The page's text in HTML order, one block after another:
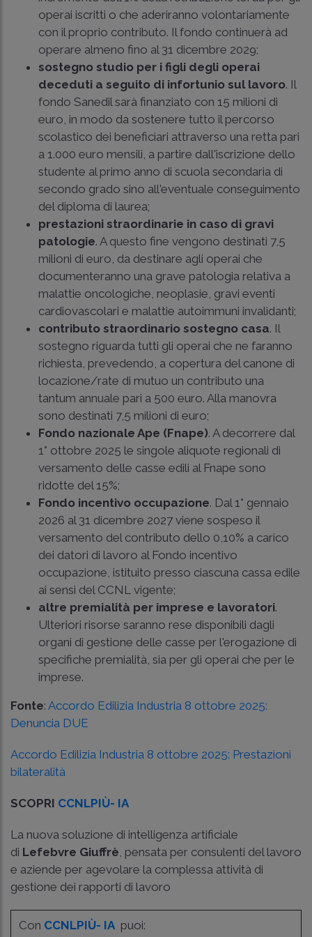
operai iscritti o che aderiranno volontariamente
con il proprio contributo. Il fondo continuerà ad
operare almeno fino al 31 dicembre 2029;
sostegno studio per i figli degli operai
deceduti a seguito di infortunio sul lavoro. Il
fondo Sanedil sarà finanziato con 15 milioni di
euro, in modo da sostenere tutto il percorso
scolastico dei beneficiari attraverso una retta pari
a 1.000 euro mensili, a partire dall'iscrizione dello
studente al primo anno di scuola secondaria di
secondo grado sino all'eventuale conseguimento
del diploma di laurea;
prestazioni straordinarie in caso di gravi
patologie. A questo fine vengono destinati 7,5
milioni di euro, da destinare agli operai che
documenteranno una grave patologia relativa a
malattie oncologiche, neoplasie, gravi eventi
cardiovascolari e malattie autoimmuni invalidanti;
contributo straordinario sostegno casa. Il
sostegno riguarda tutti gli operai che ne faranno
richiesta, prevedendo, a copertura del canone di
locazione/rate di mutuo un contributo una
tantum annuale pari a 500 euro. Alla manovra
sono destinati 7,5 milioni di euro;
Fondo nazionale Ape (Fnape). A decorrere dal
1° ottobre 2025 le singole aliquote regionali di
versamento delle casse edili al Fnape sono
ridotte del 15%;
Fondo incentivo occupazione. Dal 1° gennaio
2026 al 31 dicembre 2027 viene sospeso il
versamento del contributo dello 0,10% a carico
dei datori di lavoro al Fondo incentivo
occupazione, istituito presso ciascuna cassa edile
ai sensi del CCNL vigente;
altre premialità per imprese e lavoratori.
Ulteriori risorse saranno rese disponibili dagli
organi di gestione delle casse per l'erogazione di
specifiche premialità, sia per gli operai che per le
imprese.
Fonte: Accordo Edilizia Industria 8 ottobre 2025:
Denuncia DUE
Accordo Edilizia Industria 8 ottobre 2025: Prestazioni
bilateralità
SCOPRI CCNLPIÙ- IA
La nuova soluzione di intelligenza artificiale
di Lefebvre Giuffrè , pensata per consulenti del lavoro
e aziende per agevolare la complessa attività di
gestione dei rapporti di lavoro
Con CCNLPIÙ- IA puoi: